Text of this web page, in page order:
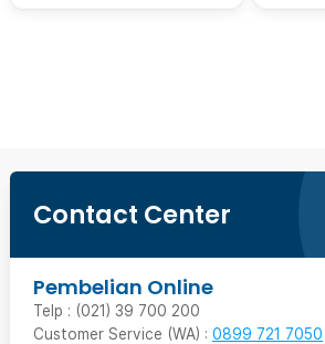
Contact Center
Pembelian Online
Telp : (021) 39 700 200
Customer Service (WA) : 0899 721 7050